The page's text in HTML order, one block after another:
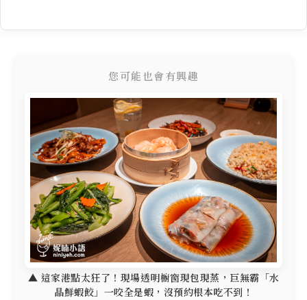
您可能也會有興趣
▲ 這家港點太狂了！現場透明櫥窗現包現蒸，巨無霸「水
晶鮮蝦餃」一咬全是蝦，沒預約根本吃不到！